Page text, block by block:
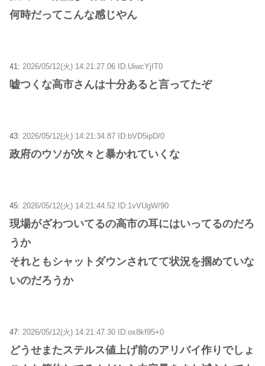
何時だってこんな感じやん
41: 2026/05/12(火) 14:21:27.06 ID:UiwcYjIT0
嘘つくな高市さんは十分あると言ってたぞ
43: 2026/05/12(火) 14:21:34.87 ID:bVD5ipD/0
政府のウソが次々と暴かれていくな
45: 2026/05/12(火) 14:21:44.52 ID:1vVUgW/90
現場がざわついてるの高市の耳にはいってるのだろ
うか
それともシャットダウンされてて状況を掴めていな
いのだろうか
47: 2026/05/12(火) 14:21:47.30 ID:ox8kf95+0
どうせまたステルス値上げ前のアリバイ作りでしょ